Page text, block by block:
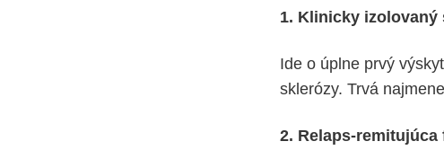
1. Klinicky izolovaný
Ide o úplne prvý
sklerózy. Trvá
2. Relaps-remitujúca